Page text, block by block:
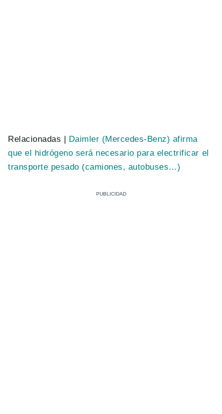
Relacionadas | Daimler (Mercedes-Benz) afirma
que el hidrógeno será necesario para electrificar el
transporte pesado (camiones, autobuses…)